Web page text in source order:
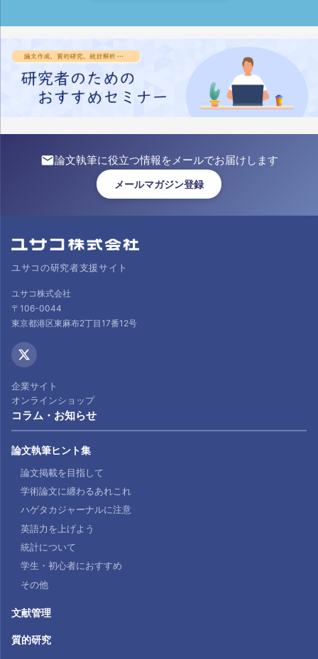
論文執筆に役立つ情報をメールでお届けします
メールマガジン登録
ユサコの研究者支援サイト
ユサコ株式会社
〒106-0044
東京都港区東麻布2丁目17番12号
企業サイト
オンラインショップ
コラム・お知らせ
論文執筆ヒント集
論文掲載を目指して
学術論文に纏わるあれこれ
ハゲタカジャーナルに注意
英語力を上げよう
統計について
学生・初心者におすすめ
その他
文献管理
質的研究